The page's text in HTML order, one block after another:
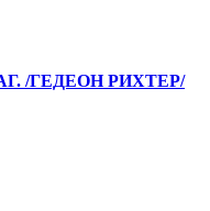
/ГЕДЕОН РИХТЕР/